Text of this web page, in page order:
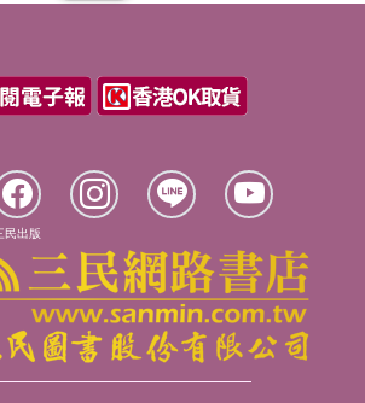
民出版